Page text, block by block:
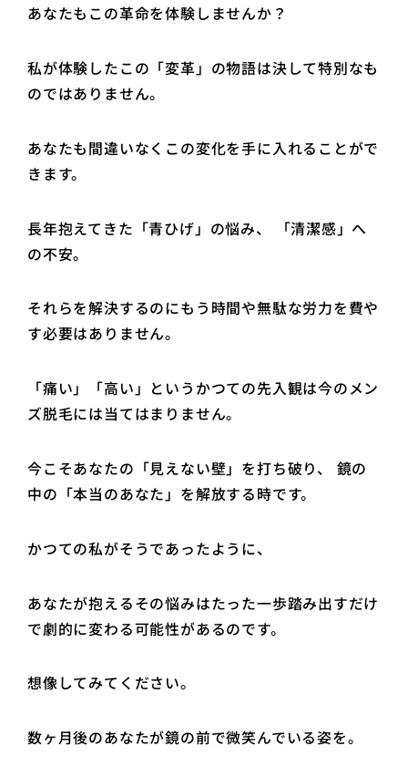
あなたもこの革命を体験しませんか？
私が体験したこの「変革」の物語は決して特別なも
のではありません。
あなたも間違いなくこの変化を手に入れることがで
きます。
長年抱えてきた「青ひげ」の悩み、 「清潔感」へ
の不安。
それらを解決するのにもう時間や無駄な労力を費や
す必要はありません。
「痛い」「高い」というかつての先入観は今のメン
ズ脱毛には当てはまりません。
今こそあなたの「見えない壁」を打ち破り、 鏡の
中の「本当のあなた」を解放する時です。
かつての私がそうであったように、
あなたが抱えるその悩みはたった一歩踏み出すだけ
で劇的に変わる可能性があるのです。
想像してみてください。
数ヶ月後のあなたが鏡の前で微笑んでいる姿を。